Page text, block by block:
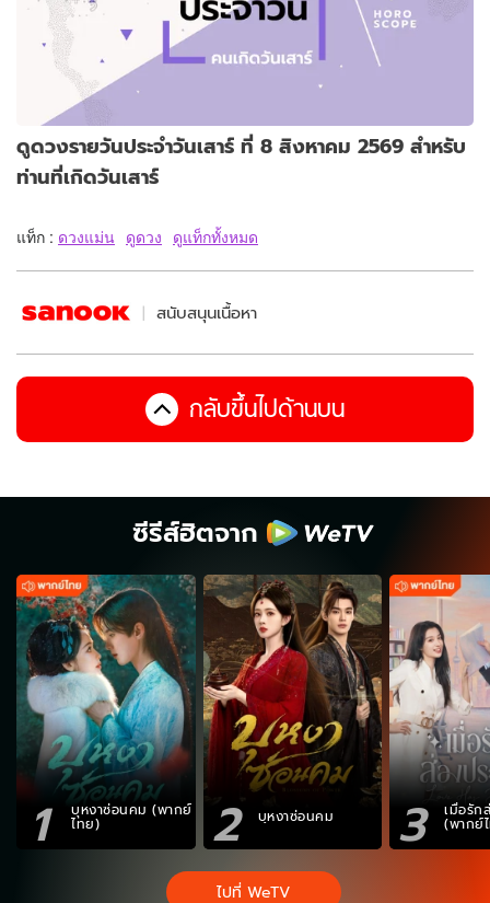
ดูดวงรายวันประจำวันเสาร์ ที่ 8 สิงหาคม 2569 สำหรับ
ท่านที่เกิดวันเสาร์
แท็ก : ดวงแม่น ดูดวง ดูแท็กทั้งหมด
สนับสนุนเนื้อหา
กลับขึ้นไปด้านบน
ซีรีส์ฮิตจาก
1 บุหงาซ่อนคม (พากย์
ไทย) 2 บุหงาซ่อนคม 3 เมื่อรัก
(พากย์
ไปที่ WeTV